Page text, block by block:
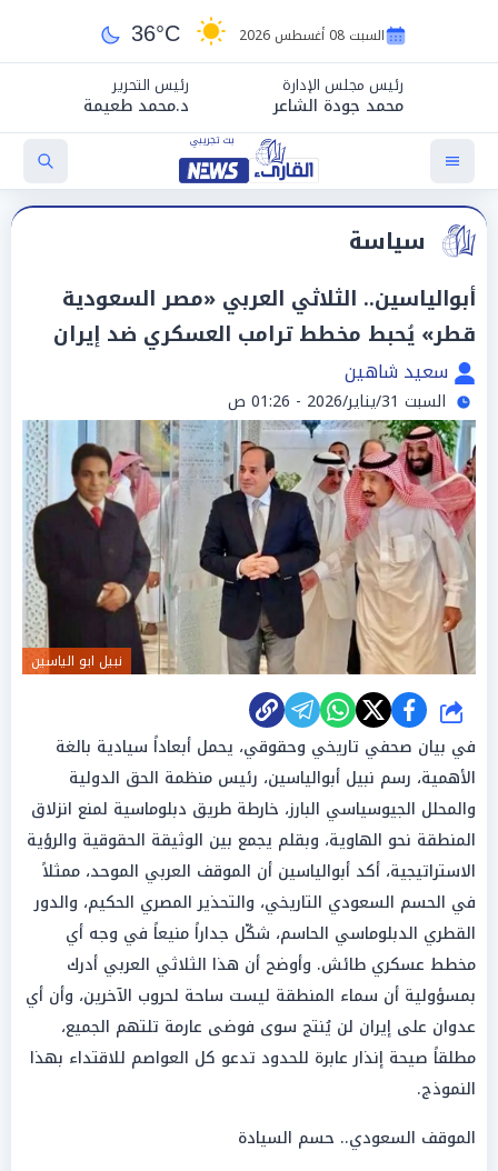
السبت 08 أغسطس 2026 36°C
رئيس مجلس الإدارة
محمد جودة الشاعر
رئيس التحرير
د.محمد طعيمة
سياسة
أبوالياسين.. الثلاثي العربي «مصر السعودية
قطر» يُحبط مخطط ترامب العسكري ضد إيران
سعيد شاهين
السبت 31/يناير/2026 - 01:26 ص
نبيل ابو الياسين
شارك
في بيان صحفي تاريخي وحقوقي، يحمل أبعاداً سيادية بالغة
الأهمية، رسم نبيل أبوالياسين، رئيس منظمة الحق الدولية
والمحلل الجيوسياسي البارز، خارطة طريق دبلوماسية لمنع انزلاق
المنطقة نحو الهاوية، وبقلم يجمع بين الوثيقة الحقوقية والرؤية
الاستراتيجية، أكد أبوالياسين أن الموقف العربي الموحد، ممثلاً
في الحسم السعودي التاريخي، والتحذير المصري الحكيم، والدور
القطري الدبلوماسي الحاسم، شكّل جداراً منيعاً في وجه أي
مخطط عسكري طائش. وأوضح أن هذا الثلاثي العربي أدرك
بمسؤولية أن سماء المنطقة ليست ساحة لحروب الآخرين، وأن أي
عدوان على إيران لن يُنتج سوى فوضى عارمة تلتهم الجميع،
مطلقاً صيحة إنذار عابرة للحدود تدعو كل العواصم للاقتداء بهذا
النموذج.
الموقف السعودي.. حسم السيادة